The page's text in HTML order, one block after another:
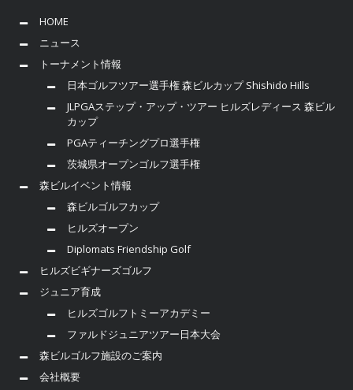
HOME
ニュース
トーナメント情報
日本ゴルフツアー選手権 森ビルカップ Shishido Hills
JLPGAステップ・アップ・ツアー ヒルズレディース 森ビル
カップ
PGAティーチングプロ選手権
茨城県オープンゴルフ選手権
森ビルイベント情報
森ビルゴルフカップ
ヒルズオープン
Diplomats Friendship Golf
ヒルズビギナーズゴルフ
ジュニア育成
ヒルズゴルフトミーアカデミー
ファルドジュニアツアー日本大会
森ビルゴルフ施設のご案内
会社概要